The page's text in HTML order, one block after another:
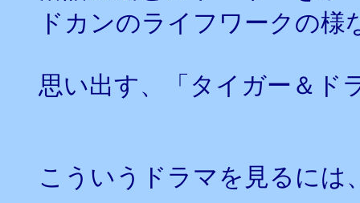
ドカンのライフワークの様
思い出す、「タイガー＆ド
こういうドラマを見るには